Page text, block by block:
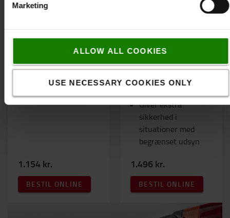
Marketing
ALLOW ALL COOKIES
USE NECESSARY COOKIES ONLY
sædeovertræk
Øger levetiden på
1.154 kr.
BESTIL ONLINE
Bak-brummer, 36-80 V
til eksempelvis
vejtrafik og
arbejdsområder med
Giver ekstra
sikkerhed i
situationer med
begrænset udsyn
1.496 kr.
BESTIL ONLINE